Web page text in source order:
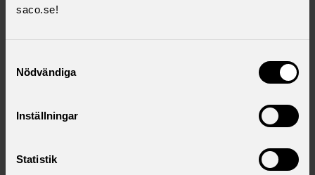
saco.se!
Nödvändiga
Inställningar
Statistik
centralorganisationen Saco som ett av 21 förbund. Vi är ett
psykolog genom hela yrkeslivet. Vi arbetar för att stärka
Psykologföreningen Göteborgs Stad (GSPF) verkar för en
god och jämställd löneutveckling samt värnar om goda
arbetsförhållanden för psykologer inom staden. Vi stöttar
stöd, utbildning och förhandling.